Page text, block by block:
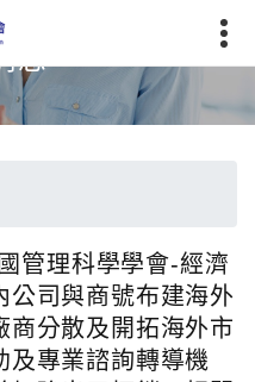
息
管理科學學會-經濟
公司與商號布建海外
商分散及開拓海外市
及專業諮詢轉導機